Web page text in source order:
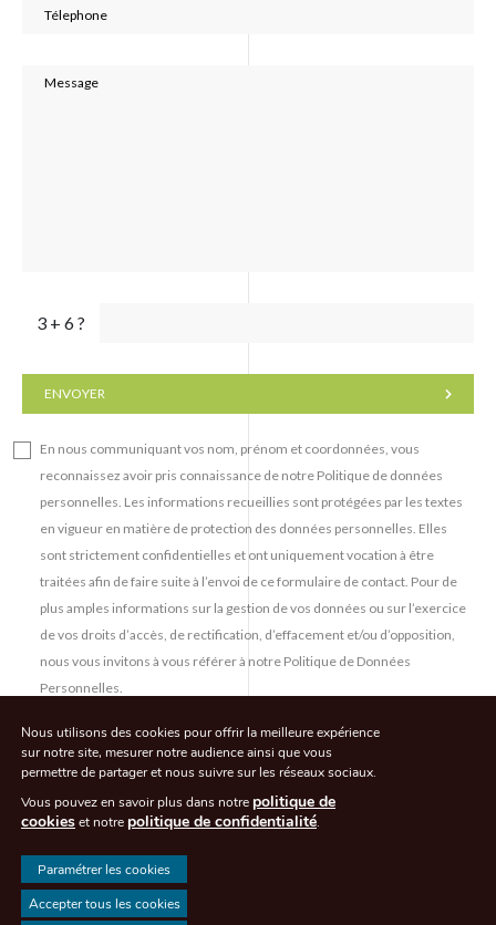
3 + 6 ?
ENVOYER
En nous communiquant vos nom, prénom et coordonnées, vous
reconnaissez avoir pris connaissance de notre Politique de données
personnelles. Les informations recueillies sont protégées par les textes
en vigueur en matière de protection des données personnelles. Elles
sont strictement confidentielles et ont uniquement vocation à être
traitées afin de faire suite à l’envoi de ce formulaire de contact. Pour de
plus amples informations sur la gestion de vos données ou sur l’exercice
de vos droits d’accès, de rectification, d’effacement et/ou d’opposition,
nous vous invitons à vous référer à notre Politique de Données
Personnelles.
Eliott & Markus
Nous utilisons des cookies pour offrir la meilleure expérience
sur notre site, mesurer notre audience ainsi que vous
permettre de partageret nous suivre sur les réseaux sociaux.
Vous pouvez en savoir plus dans notre politique de
cookieset notre politique de confidentialité.
Paramétrer les cookies
Accepter tous les cookies